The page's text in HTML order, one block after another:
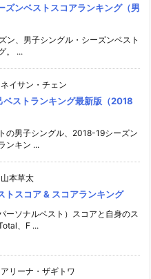
ンベストスコアランキング（男
ン、男子シングル・シーズンベスト
。 ...
ネイサン・チェン
ベストランキング最新版（2018
の男子シングル、2018-19シーズン
ンキン ...
山本草太
トスコア & スコアランキング
ーソナルベスト）スコアと自身のス
、F ...
アリーナ・ザギトワ